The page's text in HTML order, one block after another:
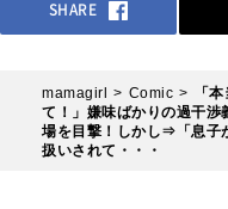
SHARE
mamagirl Comic
「
て！」嫌味ばかりの過干
場を目撃！しかし⇒「息子
扱いされて・・・